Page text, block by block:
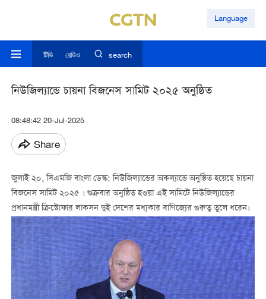
Language
টিভি রেডিও search
নিউজিল্যান্ডে চায়না বিজনেস সামিট ২০২৫ অনুষ্ঠিত
08:48:42 20-Jul-2025
Share
জুলাই ২০, সিএমজি বাংলা ডেস্ক: নিউজিল্যান্ডের অকল্যান্ডে অনুষ্ঠিত হয়েছে চায়না
বিজনেস সামিট ২০২৫ । শুক্রবার অনুষ্ঠিত হওয়া এই সামিটে নিউজিল্যান্ডের
প্রধানমন্ত্রী ক্রিস্টোফার লাকসন দুই দেশের মধ্যকার বাণিজ্যের গুরুত্ব তুলে ধরেন।